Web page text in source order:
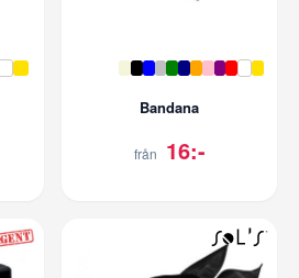
Bandana
från 16:-